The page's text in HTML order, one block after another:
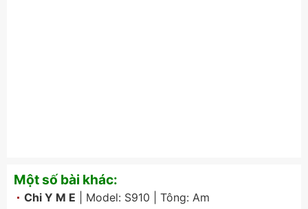
Một số bài khác:
Chi Y M E | Model: S910 | Tông: Am